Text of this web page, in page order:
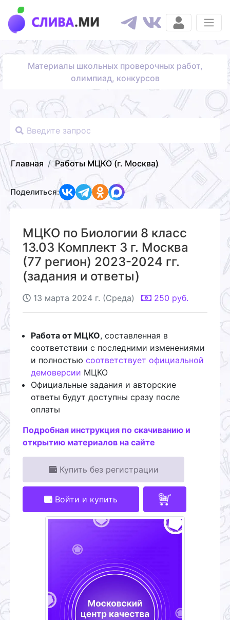
Материалы школьных проверочных работ,
олимпиад, конкурсов
Главная Работы МЦКО (г. Москва)
Поделиться:
МЦКО по Биологии 8 класс
13.03 Комплект 3 г. Москва
(77 регион) 2023-2024 гг.
(задания и ответы)
13 марта 2024 г. (Среда) 250 руб.
Работа от МЦКО, составленная в
соответствии с последними изменениями
и полностью соответствует официальной
демоверсии МЦКО
Официальные задания и авторские
ответы будут доступны сразу после
оплаты
Подробная инструкция по скачиванию и
открытию материалов на сайте
Купить без регистрации
Войти и купить